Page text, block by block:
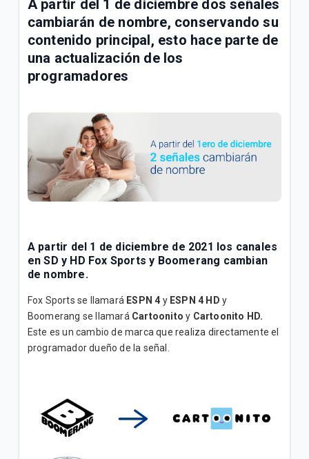
Crear una lista de canales favoritos en tu
decodificador Opentech Tigo | Hogar
Decodificador Tigo SEI Robotics | Hogar
No tengo señal de televisión Tigo | General
¿Cómo configurar mi control Cisco Tigo? | Hogar
¿Cómo bloquear canales o programas en Televisión
¿Cómo configurar mi control Skyworth Tigo? |
Hogar
VER MÁS
A partir del 1 de diciembre dos señales
cambiarán de nombre, conservando su
contenido principal, esto hace parte de
una actualización de los
programadores
A partir del 1 de diciembre de 2021 los canales
en SD y HD Fox Sports y Boomerang cambian
de nombre.
Fox Sports se llamará ESPN 4 y ESPN 4 HD y
Boomerang se llamará Cartoonitoy Cartoonito HD.
Este es un cambio de marca que realiza directamente el
programador dueño de la señal.